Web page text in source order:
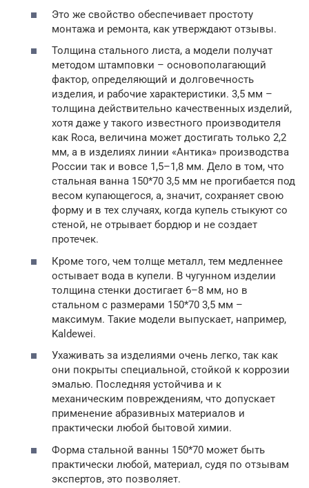
Это же свойство обеспечивает простоту
монтажа и ремонта, как утверждают отзывы.
Толщина стального листа, а модели получат
методом штамповки – основополагающий
фактор, определяющий и долговечность
изделия, и рабочие характеристики. 3,5 мм –
толщина действительно качественных изделий,
хотя даже у такого известного производителя
как Roca, величина может достигать только 2,2
мм, а в изделиях линии «Антика» производства
России так и вовсе 1,5–1,8 мм. Дело в том, что
стальная ванна 150*70 3,5 мм не прогибается под
весом купающегося, а, значит, сохраняет свою
форму и в тех случаях, когда купель стыкуют со
стеной, не отрывает бордюр и не создает
протечек.
Кроме того, чем толще металл, тем медленнее
остывает вода в купели. В чугунном изделии
толщина стенки достигает 6–8 мм, но в
стальном с размерами 150*70 3,5 мм –
максимум. Такие модели выпускает, например,
Kaldewei.
Ухаживать за изделиями очень легко, так как
они покрыты специальной, стойкой к коррозии
эмалью. Последняя устойчива и к
механическим повреждениям, что допускает
применение абразивных материалов и
практически любой бытовой химии.
Форма стальной ванны 150*70 может быть
практически любой, материал, судя по отзывам
экспертов, это позволяет.